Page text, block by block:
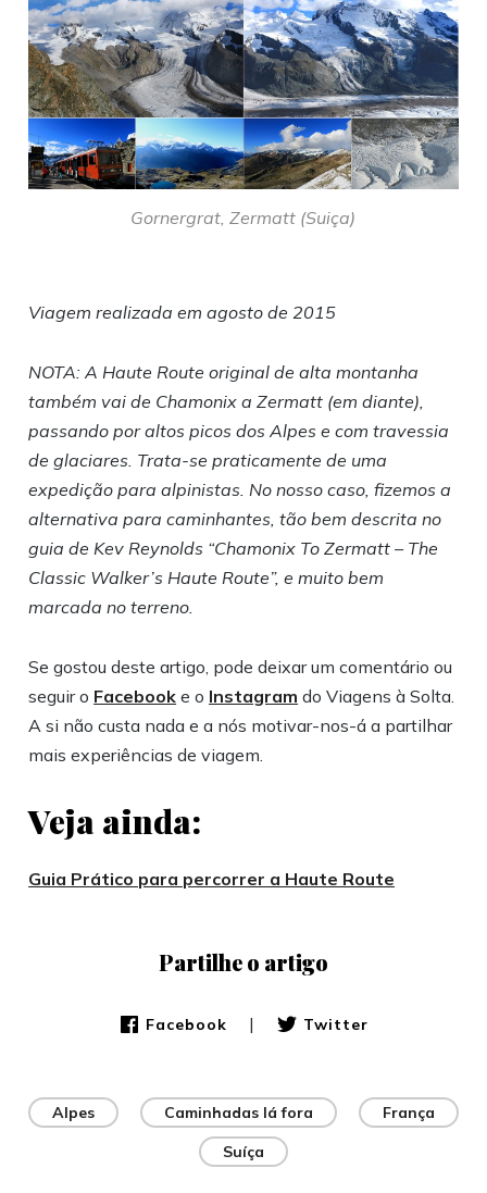
Gornergrat, Zermatt (Suiça)
Viagem realizada em agosto de 2015
NOTA: A Haute Route original de alta montanha
também vai de Chamonix a Zermatt (em diante),
passando por altos picos dos Alpes e com travessia
de glaciares. Trata-se praticamente de uma
expedição para alpinistas. No nosso caso, fizemos a
alternativa para caminhantes, tão bem descrita no
guia de Kev Reynolds “Chamonix To Zermatt – The
Classic Walker’s Haute Route”, e muito bem
marcada no terreno.
Se gostou deste artigo, pode deixar um comentário ou
seguir o Facebook e o Instagram do Viagens à Solta.
A si não custa nada e a nós motivar-nos-á a partilhar
mais experiências de viagem.
Veja ainda:
Guia Prático para percorrer a Haute Route
Partilhe o artigo
Facebook | Twitter
Alpes Caminhadas lá fora
França
Suíça